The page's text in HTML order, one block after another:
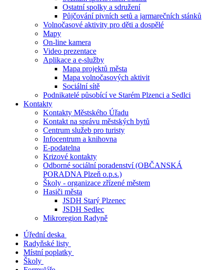
Ostatní spolky a sdružení
Půjčování pivních setů a jarmarečních stánků
Volnočasové aktivity pro děti a dospělé
Mapy
On-line kamera
Video prezentace
Aplikace a e-služby
Mapa projektů města
Mapa volnočasových aktivit
Sociální sítě
Podnikatelé působící ve Starém Plzenci a Sedlci
Kontakty
Kontakty Městského Úřadu
Kontakt na správu městských bytů
Centrum služeb pro turisty
Infocentrum a knihovna
E-podatelna
Krizové kontakty
Odborné sociální poradenství (OBČANSKÁ
PORADNA Plzeň o.p.s.)
Školy - organizace zřízené městem
Hasiči města
JSDH Starý Plzenec
JSDH Sedlec
Mikroregion Radyně
Úřední deska
Radyňské listy
Místní poplatky
Školy